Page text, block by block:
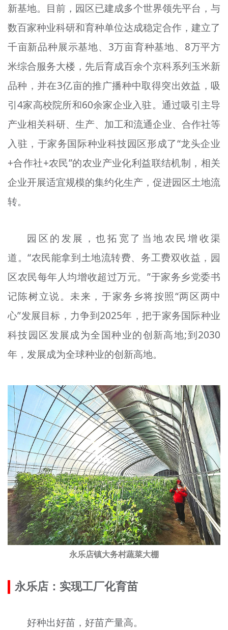
新基地。目前，园区已建成多个世界领先平台，与
数百家种业科研和育种单位达成稳定合作，建立了
千亩新品种展示基地、3万亩育种基地、8万平方
米综合服务大楼，先后育成百余个京科系列玉米新
品种，并在3亿亩的推广播种中取得突出效益，吸
引4家高校院所和60余家企业入驻。通过吸引主导
产业相关科研、生产、加工和流通企业、合作社等
入驻，于家务国际种业科技园区形成了“龙头企业
+合作社+农民”的农业产业化利益联结机制，相关
企业开展适宜规模的集约化生产，促进园区土地流
转。
园区的发展，也拓宽了当地农民增收渠
道。“农民能拿到土地流转费、务工费双收益，园
区农民每年人均增收超过万元。”于家务乡党委书
记陈树立说。未来，于家务乡将按照“两区两中
心”发展目标，力争到2025年，把于家务国际种业
科技园区发展成为全国种业的创新高地;到2030
年，发展成为全球种业的创新高地。
永乐店镇大务村蔬菜大棚
永乐店：实现工厂化育苗
好种出好苗，好苗产量高。